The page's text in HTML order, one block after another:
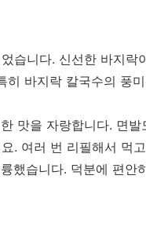
습니다. 신선한 바지락
바지락 칼국수의 풍
맛을 자랑합니다. 면
. 여러 번 리필해서 먹
했습니다. 덕분에 편안